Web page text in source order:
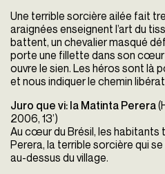
Une terrible sorcière ailée fait
araignées enseignent l’art du
battent, un chevalier masqué
porte une fillette dans son cœur
ouvre le sien. Les héros sont là
et nous indiquer le chemin
Juro que vi: la Matinta Perera(
2006, 13’)
Au cœur du Brésil, les
Perera, la terrible sorcière qui
au-dessus du village.